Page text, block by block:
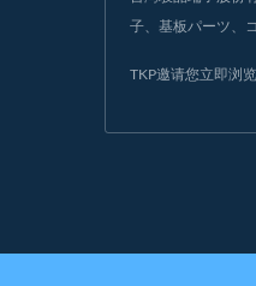
子、基板パーツ、
TKP邀请您立即浏